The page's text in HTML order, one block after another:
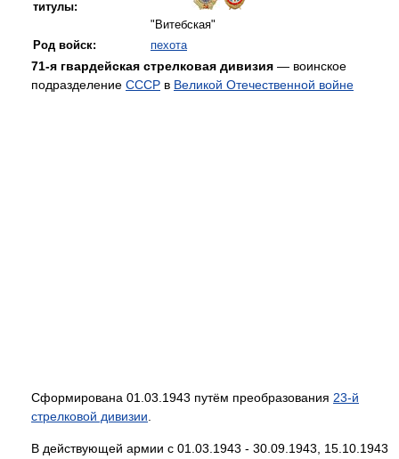
титулы:
"Витебская"
Род войск:
пехота
71-я гвардейская стрелковая дивизия — воинское
подразделение СССР в Великой Отечественной войне
Сформирована 01.03.1943 путём преобразования 23-й
стрелковой дивизии
В действующей армии с 01.03.1943 - 30.09.1943, 15.10.1943